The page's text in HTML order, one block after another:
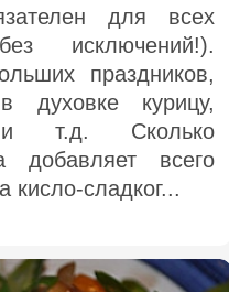
для всех
исключений!).
праздников,
духовке курицу,
и т.д. Сколько
добавляет всего
кисло-сладког...